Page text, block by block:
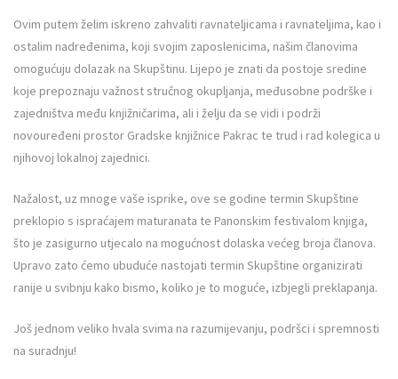
Ovim putem želim iskreno zahvaliti ravnateljicama i ravnateljima, kao i
ostalim nadređenima, koji svojim zaposlenicima, našim članovima
omogućuju dolazak na Skupštinu. Lijepo je znati da postoje sredine
koje prepoznaju važnost stručnog okupljanja, međusobne podrške i
zajedništva među knjižničarima, ali i želju da se vidi i podrži
novouređeni prostor Gradske knjižnice Pakrac te trud i rad kolegica u
njihovoj lokalnoj zajednici.
Nažalost, uz mnoge vaše isprike, ove se godine termin Skupštine
preklopio s ispraćajem maturanata te Panonskim festivalom knjiga,
što je zasigurno utjecalo na mogućnost dolaska većeg broja članova.
Upravo zato ćemo ubuduće nastojati termin Skupštine organizirati
ranije u svibnju kako bismo, koliko je to moguće, izbjegli preklapanja.
Još jednom veliko hvala svima na razumijevanju, podršci i spremnosti
na suradnju!